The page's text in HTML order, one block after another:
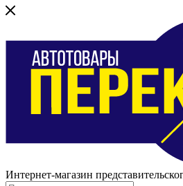
Интернет-магазин